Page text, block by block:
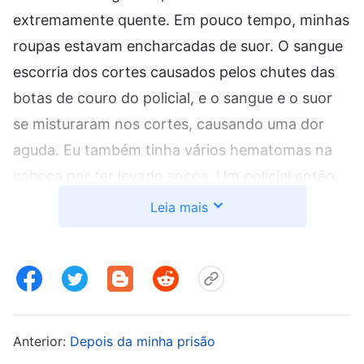
extremamente quente. Em pouco tempo, minhas
roupas estavam encharcadas de suor. O sangue
escorria dos cortes causados pelos chutes das
botas de couro do policial, e o sangue e o suor
se misturaram nos cortes, causando uma dor
aguda. Eu também tinha vários hematomas na
cabeça por ter levado socos. Um policial então
me agarrou pelos cabelos e me deu um tapa no
dentes cerrados, ele rosnou: “Você vai falar ou
Leia mais
Anterior: Depois da minha prisão